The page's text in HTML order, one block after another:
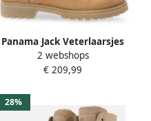
Panama Jack Veterlaarsjes
veterschoenen enkellaars
blokhak waterproof
2 webshops
€ 209,99
28%